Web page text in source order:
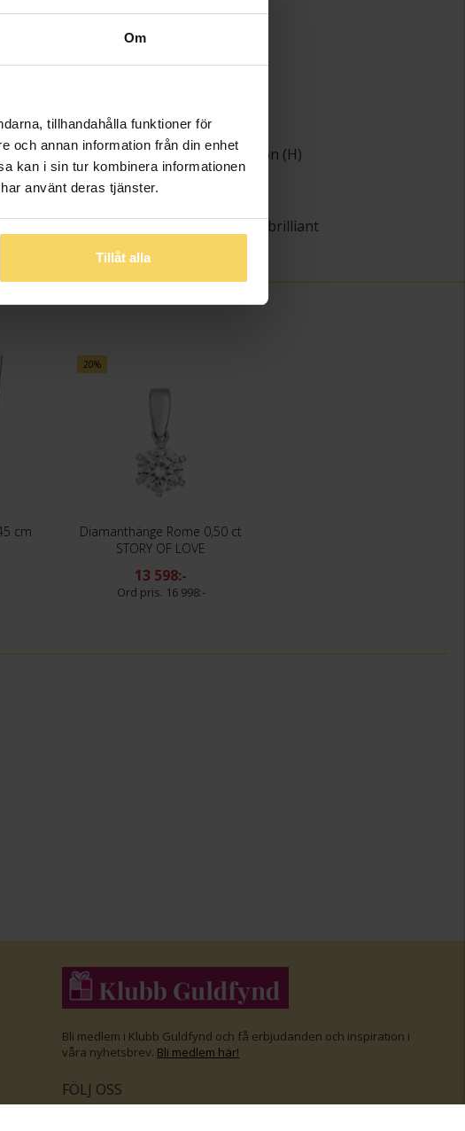
Om
tillhandahålla funktioner för
och annan information från din enhet
kan i sin tur kombinera informationen
använt deras tjänster.
Tillåt alla
Guld
Briljant
Wesselton (H)
6-prong brilliant
cm
20%
Diamanthänge Rome 0,50 ct
STORY OF LOVE
13 598:-
16 998:-
Bli medlem i Klubb Guldfynd och få erbjudanden och inspiration i
våra nyhetsbrev. Bli medlem här!
FÖLJ OSS